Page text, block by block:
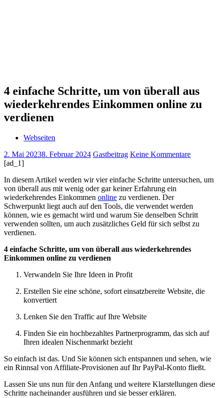
4 einfache Schritte, um von überall aus
wiederkehrendes Einkommen online zu
verdienen
Webseiten
2. Mai 20238. Februar 2024 Gastbeitrag Keine Kommentare
[ad_1]
In diesem Artikel werden wir vier einfache Schritte untersuchen, um
von überall aus mit wenig oder gar keiner Erfahrung ein
wiederkehrendes Einkommen online zu verdienen. Der
Schwerpunkt liegt auch auf den Tools, die verwendet werden
können, wie es gemacht wird und warum Sie denselben Schritt
verwenden sollten, um auch zusätzliches Geld für sich selbst zu
verdienen.
4 einfache Schritte, um von überall aus wiederkehrendes
Einkommen online zu verdienen
Verwandeln Sie Ihre Ideen in Profit
Erstellen Sie eine schöne, sofort einsatzbereite Website, die
konvertiert
Lenken Sie den Traffic auf Ihre Website
Finden Sie ein hochbezahltes Partnerprogramm, das sich auf
Ihren idealen Nischenmarkt bezieht
So einfach ist das. Und Sie können sich entspannen und sehen, wie
ein Rinnsal von Affiliate-Provisionen auf Ihr PayPal-Konto fließt.
Lassen Sie uns nun für den Anfang und weitere Klarstellungen diese
Schritte nacheinander ausführen und sie besser erklären.